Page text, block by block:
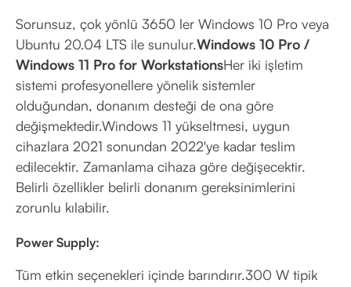
Sorunsuz, çok yönlü 3650 ler Windows 10 Pro veya
Ubuntu 20.04 LTS ile sunulur.Windows 10 Pro /
Windows 11 Pro for WorkstationsHer iki işletim
sistemi profesyonellere yönelik sistemler
olduğundan, donanım desteği de ona göre
değişmektedir.Windows 11 yükseltmesi, uygun
cihazlara 2021 sonundan 2022'ye kadar teslim
edilecektir. Zamanlama cihaza göre değişecektir.
Belirli özellikler belirli donanım gereksinimlerini
zorunlu kılabilir.
Power Supply:
Tüm etkin seçenekleri içinde barındırır.300 W tipik